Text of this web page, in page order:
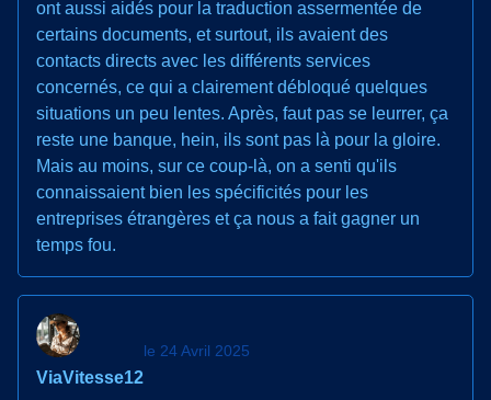
ont aussi aidés pour la traduction assermentée de
certains documents, et surtout, ils avaient des
contacts directs avec les différents services
concernés, ce qui a clairement débloqué quelques
situations un peu lentes. Après, faut pas se leurrer, ça
reste une banque, hein, ils sont pas là pour la gloire.
Mais au moins, sur ce coup-là, on a senti qu'ils
connaissaient bien les spécificités pour les
entreprises étrangères et ça nous a fait gagner un
temps fou.
ViaVitesse12
le 24 Avril 2025